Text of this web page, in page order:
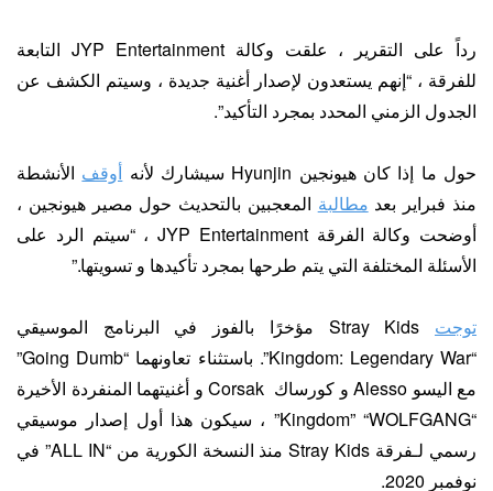
رداً على التقرير ، علقت وكالة JYP Entertainment التابعة
للفرقة ، “إنهم يستعدون لإصدار أغنية جديدة ، وسيتم الكشف عن
الجدول الزمني المحدد بمجرد التأكيد”.
حول ما إذا كان هيونجين Hyunjin سيشارك لأنه أوقف الأنشطة
منذ فبراير بعد مطالبة المعجبين بالتحديث حول مصير هيونجين ،
أوضحت وكالة الفرقة JYP Entertainment ، “سيتم الرد على
الأسئلة المختلفة التي يتم طرحها بمجرد تأكيدها و تسويتها.”
توجت
Stray Kids مؤخرًا بالفوز في البرنامج الموسيقي
“Kingdom: Legendary War”. باستثناء تعاونهما “Going Dumb”
مع اليسو Alesso و كورساك Corsak و أغنيتهما المنفردة الأخيرة
“Kingdom” “WOLFGANG” ، سيكون هذا أول إصدار موسيقي
رسمي لـفرقة Stray Kids منذ النسخة الكورية من “ALL IN” في
نوفمبر 2020.